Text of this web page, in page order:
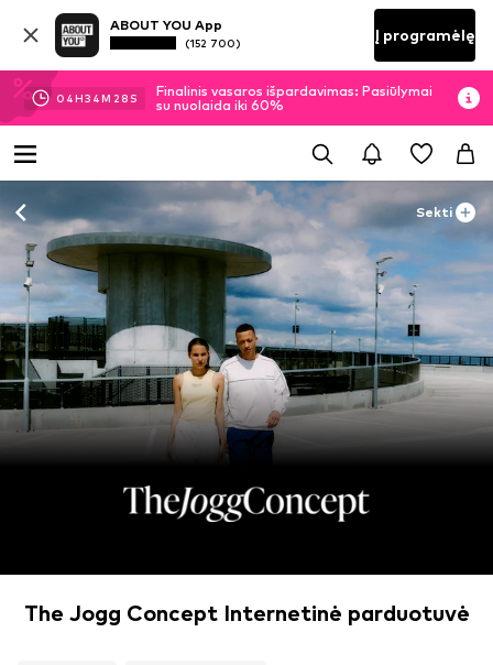
ABOUT YOU App
(152 700) Į programėlę
04H34M 28 S
Finalinis vasaros išpardavimas: Pasiūlymai
su nuolaida iki 60%
Sekti
The Jogg Concept Internetinė parduotuvė